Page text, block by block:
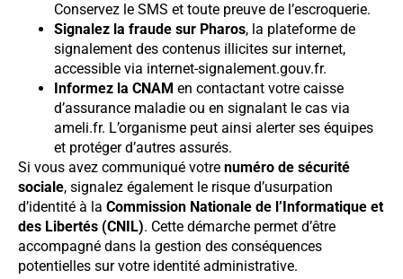
Conservez le SMS et toute preuve de l’escroquerie.
Signalez la fraude sur Pharos, la plateforme de
signalement des contenus illicites sur internet,
accessible via internet-signalement.gouv.fr.
Informez la CNAM en contactant votre caisse
d’assurance maladie ou en signalant le cas via
ameli.fr. L’organisme peut ainsi alerter ses équipes
et protéger d’autres assurés.
Si vous avez communiqué votre numéro de sécurité
sociale, signalez également le risque d’usurpation
d’identité à la Commission Nationale de l’Informatique et
des Libertés (CNIL). Cette démarche permet d’être
accompagné dans la gestion des conséquences
potentielles sur votre identité administrative.